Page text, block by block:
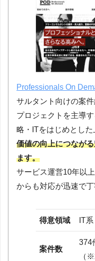
Professionals On
サルタント向けの案件
プロジェクトを主導
略・ITをはじめとした
価値の向上につなが
ます。
サービス運営10年以
からも対応が迅速で丁
得意領域 IT
案件数
374
（